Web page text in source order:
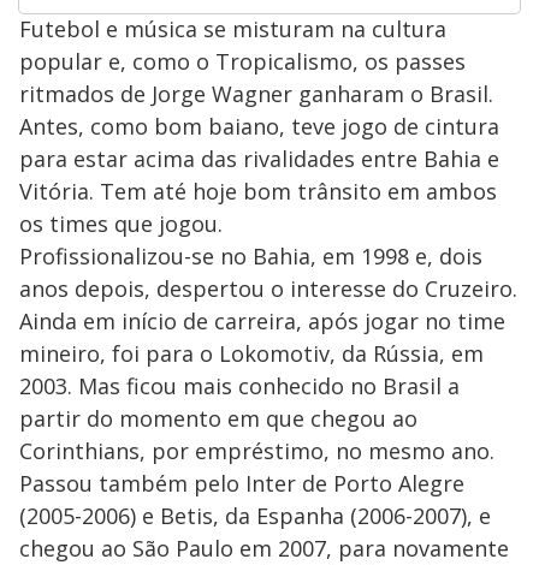
Futebol e música se misturam na cultura
popular e, como o Tropicalismo, os passes
ritmados de Jorge Wagner ganharam o Brasil.
Antes, como bom baiano, teve jogo de cintura
para estar acima das rivalidades entre Bahia e
Vitória. Tem até hoje bom trânsito em ambos
os times que jogou.
Profissionalizou-se no Bahia, em 1998 e, dois
anos depois, despertou o interesse do Cruzeiro.
Ainda em início de carreira, após jogar no time
mineiro, foi para o Lokomotiv, da Rússia, em
2003. Mas ficou mais conhecido no Brasil a
partir do momento em que chegou ao
Corinthians, por empréstimo, no mesmo ano.
Passou também pelo Inter de Porto Alegre
(2005-2006) e Betis, da Espanha (2006-2007), e
chegou ao São Paulo em 2007, para novamente